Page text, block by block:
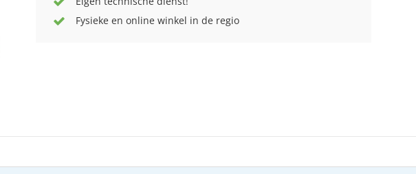
Fysieke en online winkel in de regio